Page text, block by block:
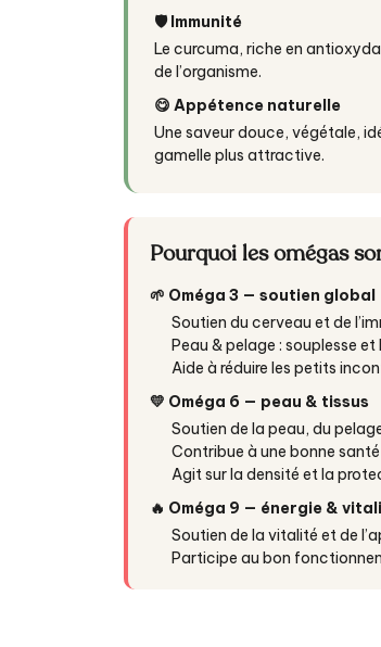
🛡️ Immunité
Le curcuma, riche en
de l’organisme.
😋 Appétence naturelle
Une saveur douce, végétale,
gamelle plus attractive.
Pourquoi les omégas
🌱 Oméga 3 — soutien global
Soutien du cerveau et de
Peau & pelage : souplesse et
Aide à réduire les petits
💛 Oméga 6 — peau & tissus
Soutien de la peau, du
Contribue à une bonne
Agit sur la densité et la
🔥 Oméga 9 — énergie &
Soutien de la vitalité et de
Participe au bon